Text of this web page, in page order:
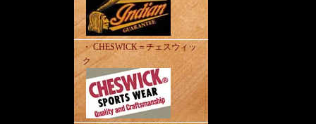
・ CHESWICK＝チェスウィッ
ク